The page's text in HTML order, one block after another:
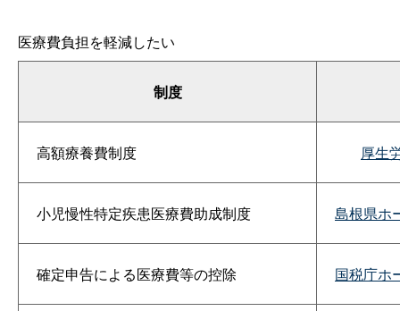
医療費負担を軽減したい
制度
高額療養費制度 厚生
小児慢性特定疾患医療費助成制度 島根県ホ
確定申告による医療費等の控除 国税庁ホ